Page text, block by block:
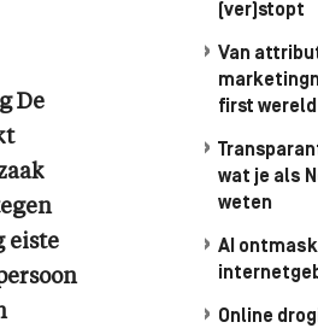
De
eiste
(ver)stopt
Van
first wereld
wat je als
weten
AI
Online